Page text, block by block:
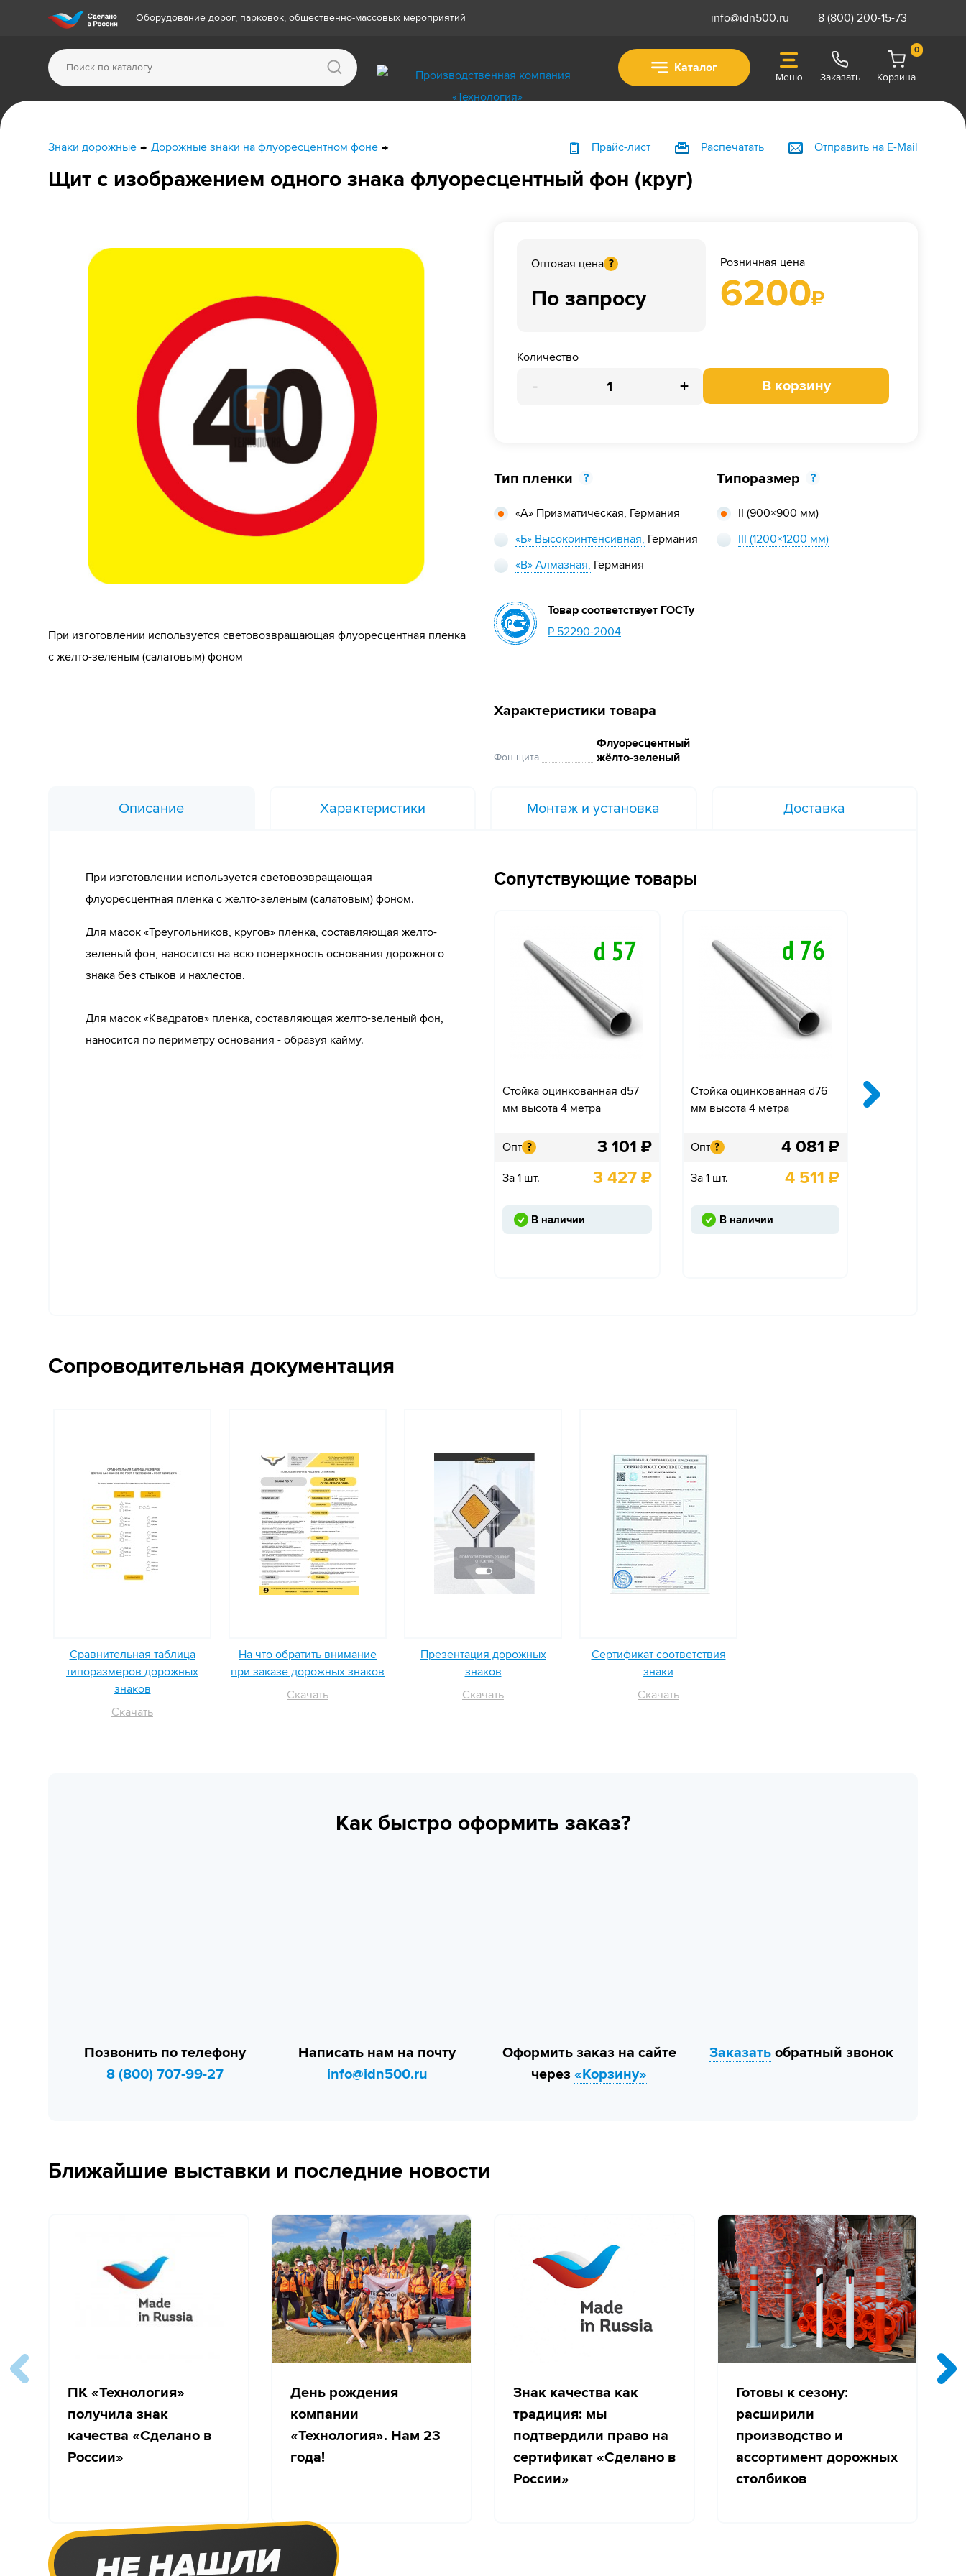
Оборудование дорог, парковок, общественно-массовых мероприятий info@idn500.ru 8 (800) 200-15-73
Каталог
Меню Заказать
0
Корзина
Знаки дорожные Дорожные знаки на флуоресцентном фоне Прайс-лист Распечатать Отправить на E-Mail
Щит с изображением одного знака флуоресцентный фон (круг)
При изготовлении используется световозвращающая флуоресцентная пленка
с желто-зеленым (салатовым) фоном
Оптовая цена ?
По запросу
Розничная цена
6200₽
Количество
- + В корзину
Тип пленки ?
«А» Призматическая, Германия
«Б» Высокоинтенсивная, Германия
«В» Алмазная, Германия
Типоразмер ?
II (900×900 мм)
III (1200×1200 мм)
Товар соответствует ГОСТу
Р 52290-2004
Характеристики товара
Фон щита
Флуоресцентный
жёлто-зеленый
Описание Характеристики Монтаж и установка Доставка
При изготовлении используется световозвращающая
флуоресцентная пленка с желто-зеленым (салатовым) фоном.
Для масок «Треугольников, кругов» пленка, составляющая желто-
зеленый фон, наносится на всю поверхность основания дорожного
знака без стыков и нахлестов.
Для масок «Квадратов» пленка, составляющая желто-зеленый фон,
наносится по периметру основания - образуя кайму.
Сопутствующие товары
Стойка оцинкованная d57
мм высота 4 метра
Опт ? 3 101 ₽
За 1 шт. 3 427₽
В наличии
Стойка оцинкованная d76
мм высота 4 метра
Опт ? 4 081 ₽
За 1 шт. 4 511 ₽
В наличии
Крепление
Сопроводительная документация
Сравнительная таблица
типоразмеров дорожных
знаков
Скачать
На что обратить внимание
при заказе дорожных знаков
Скачать
Презентация дорожных
знаков
Скачать
Сертификат соответствия
знаки
Скачать
Как быстро оформить заказ?
Позвонить по телефону
8 (800) 707-99-27
Написать нам на почту
info@idn500.ru
Оформить заказ на сайте
через «Корзину»
Заказатьобратный звонок
Ближайшие выставки и последние новости
ПК «Технология»
получила знак
качества «Сделано в
России»
День рождения
компании
«Технология». Нам 23
года!
Знак качества как
традиция: мы
подтвердили право на
сертификат «Сделано в
России»
Готовы к сезону:
расширили
производство и
ассортимент дорожных
столбиков